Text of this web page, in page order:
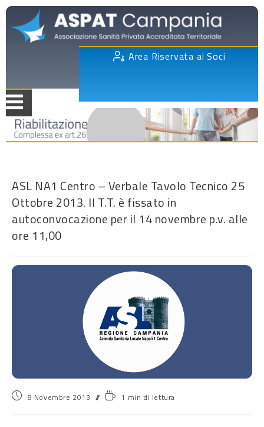
Area Riservata ai Soci
ASL NA1 Centro – Verbale Tavolo Tecnico 25
Ottobre 2013. Il T.T. è fissato in
autoconvocazione per il 14 novembre p.v. alle
ore 11,00
8 Novembre 2013 1 min di lettura